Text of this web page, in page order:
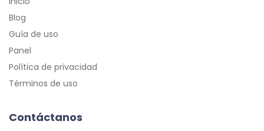
Blog
Guía de uso
Panel
Política de privacidad
Términos de uso
Contáctanos